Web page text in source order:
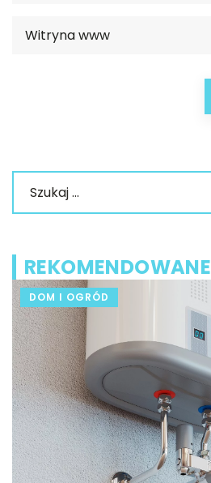
REKOMENDOWANE
DOM I OGRÓD